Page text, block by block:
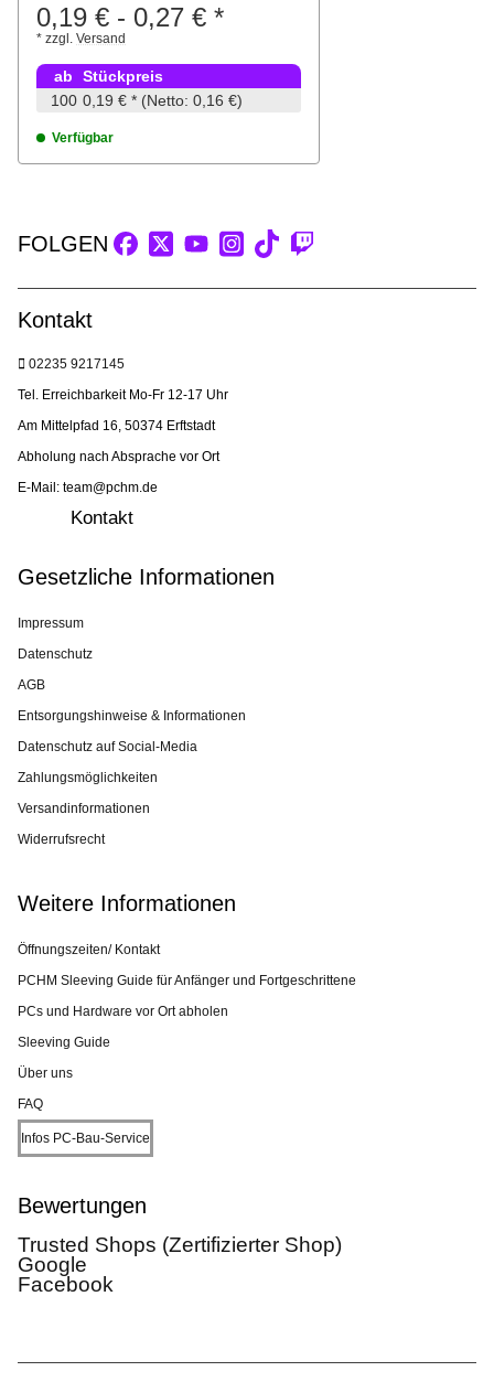
0,19 € - 0,27 € *
* zzgl. Versand
ab
Stückpreis
100 0,19 € * (Netto: 0,16 €)
Verfügbar
FOLGEN
Kontakt
02235 9217145
Tel. Erreichbarkeit Mo-Fr 12-17 Uhr
Am Mittelpfad 16, 50374 Erftstadt
Abholung nach Absprache vor Ort
E-Mail: team@pchm.de
Kontakt
Gesetzliche Informationen
Impressum
Datenschutz
AGB
Entsorgungshinweise & Informationen
Datenschutz auf Social-Media
Zahlungsmöglichkeiten
Versandinformationen
Widerrufsrecht
Weitere Informationen
Öffnungszeiten/ Kontakt
PCHM Sleeving Guide für Anfänger und Fortgeschrittene
PCs und Hardware vor Ort abholen
Sleeving Guide
Über uns
FAQ
Infos PC-Bau-Service
Bewertungen
Trusted Shops (Zertifizierter Shop)
Google
Facebook